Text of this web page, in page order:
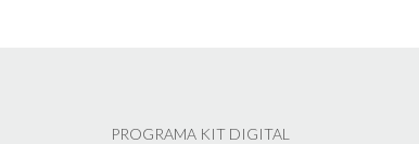
PROGRAMA KIT DIGITAL